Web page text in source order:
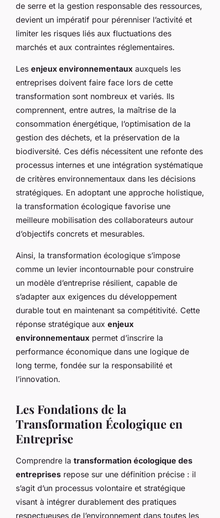
de serre et la gestion responsable des ressources,
devient un impératif pour pérenniser l’activité et
limiter les risques liés aux fluctuations des
marchés et aux contraintes réglementaires.
Les enjeux environnementaux auxquels les
entreprises doivent faire face lors de cette
transformation sont nombreux et variés. Ils
comprennent, entre autres, la maîtrise de la
consommation énergétique, l’optimisation de la
gestion des déchets, et la préservation de la
biodiversité. Ces défis nécessitent une refonte des
processus internes et une intégration systématique
de critères environnementaux dans les décisions
stratégiques. En adoptant une approche holistique,
la transformation écologique favorise une
meilleure mobilisation des collaborateurs autour
d’objectifs concrets et mesurables.
Ainsi, la transformation écologique s’impose
comme un levier incontournable pour construire
un modèle d’entreprise résilient, capable de
s’adapter aux exigences du développement
durable tout en maintenant sa compétitivité. Cette
réponse stratégique aux enjeux
environnementaux permet d’inscrire la
performance économique dans une logique de
long terme, fondée sur la responsabilité et
l’innovation.
Les Fondations de la
Transformation Écologique en
Entreprise
Comprendre la transformation écologique des
entreprises repose sur une définition précise : il
s’agit d’un processus volontaire et stratégique
visant à intégrer durablement des pratiques
respectueuses de l’environnement dans toutes les